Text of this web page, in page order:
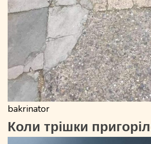
bakrinator
Коли трішки